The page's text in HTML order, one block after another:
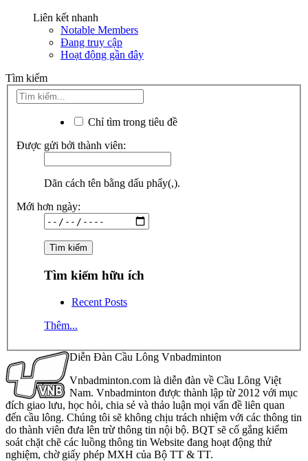
Liên kết nhanh
Notable Members
Đang truy cập
Hoạt động gần đây
Tìm kiếm
Chỉ tìm trong tiêu đề
Được gửi bởi thành viên:
Dãn cách tên bằng dấu phẩy(,).
Mới hơn ngày:
Tìm kiếm hữu ích
Recent Posts
Thêm...
Diễn Đàn Cầu Lông Vnbadminton
Vnbadminton.com là diễn đàn về Cầu Lông Việt
Nam. Vnbadminton được thành lập từ 2012 với mục
đích giao lưu, học hỏi, chia sẻ và thảo luận mọi vấn đề liên quan
đến cầu lông. Chúng tôi sẽ không chịu trách nhiệm với các thông tin
do thành viên đưa lên trừ thông tin nội bộ. BQT sẽ cố gắng kiểm
soát chặt chẽ các luồng thông tin Website đang hoạt động thử
nghiệm, chờ giấy phép MXH của Bộ TT & TT.